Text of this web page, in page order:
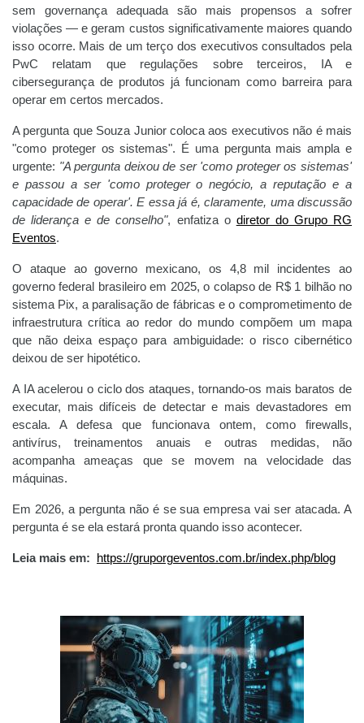
sem governança adequada são mais propensos a sofrer
violações — e geram custos significativamente maiores quando
isso ocorre. Mais de um terço dos executivos consultados pela
PwC relatam que regulações sobre terceiros, IA e
cibersegurança de produtos já funcionam como barreira para
operar em certos mercados.
A pergunta que Souza Junior coloca aos executivos não é mais
"como proteger os sistemas". É uma pergunta mais ampla e
urgente: "A pergunta deixou de ser 'como proteger os sistemas'
e passou a ser 'como proteger o negócio, a reputação e a
capacidade de operar'. E essa já é, claramente, uma discussão
de liderança e de conselho", enfatiza o diretor do Grupo RG
Eventos.
O ataque ao governo mexicano, os 4,8 mil incidentes ao
governo federal brasileiro em 2025, o colapso de R$ 1 bilhão no
sistema Pix, a paralisação de fábricas e o comprometimento de
infraestrutura crítica ao redor do mundo compõem um mapa
que não deixa espaço para ambiguidade: o risco cibernético
deixou de ser hipotético.
A IA acelerou o ciclo dos ataques, tornando-os mais baratos de
executar, mais difíceis de detectar e mais devastadores em
escala. A defesa que funcionava ontem, como firewalls,
antivírus, treinamentos anuais e outras medidas, não
acompanha ameaças que se movem na velocidade das
máquinas.
Em 2026, a pergunta não é se sua empresa vai ser atacada. A
pergunta é se ela estará pronta quando isso acontecer.
Leia mais em: https://gruporgeventos.com.br/index.php/blog